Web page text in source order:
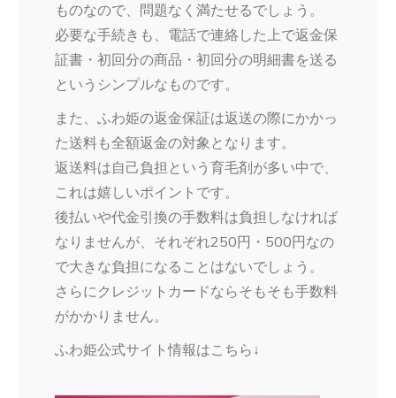
ものなので、問題なく満たせるでしょう。
必要な手続きも、電話で連絡した上で返金保
証書・初回分の商品・初回分の明細書を送る
というシンプルなものです。
また、ふわ姫の返金保証は返送の際にかかっ
た送料も全額返金の対象となります。
返送料は自己負担という育毛剤が多い中で、
これは嬉しいポイントです。
後払いや代金引換の手数料は負担しなければ
なりませんが、それぞれ250円・500円なの
で大きな負担になることはないでしょう。
さらにクレジットカードならそもそも手数料
がかかりません。
ふわ姫公式サイト情報はこちら↓